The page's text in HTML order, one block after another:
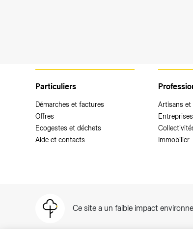
Particuliers
Démarches et factures
Offres
Ecogestes et déchets
Aide et contacts
Artisans et
Entreprises
Immobilier
Ce site a un faible impact